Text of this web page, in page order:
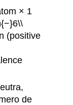
× 1
(positive
de